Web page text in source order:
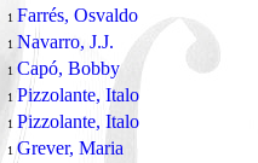
1 Farrés, Osvaldo
1 Navarro, J.J.
1 Capó, Bobby
1 Pizzolante, Italo
1 Pizzolante, Italo
1 Grever, Maria